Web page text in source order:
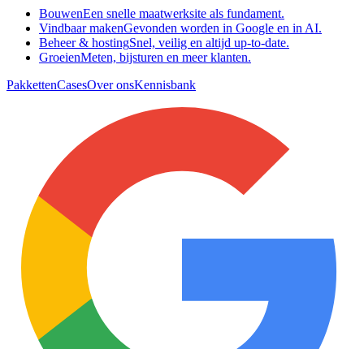
BouwenEen snelle maatwerksite als fundament.
Vindbaar makenGevonden worden in Google en in AI.
Beheer & hostingSnel, veilig en altijd up-to-date.
GroeienMeten, bijsturen en meer klanten.
PakkettenCasesOver onsKennisbank